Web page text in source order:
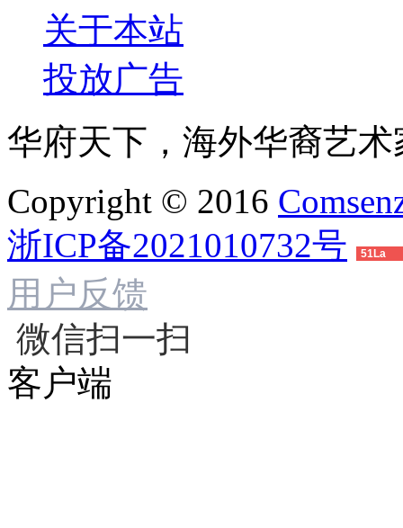
关于本站
投放广告
华府天下，海外华裔艺
Copyright © 2016
浙ICP备2021010732号
51La
用户反馈
微信扫一扫
客户端